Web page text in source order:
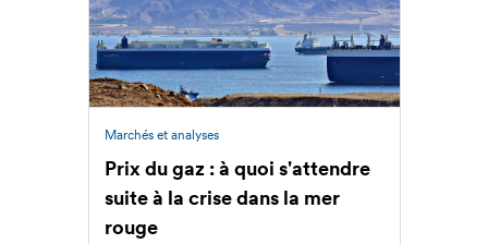
Marchés et analyses
Prix du gaz : à quoi s'attendre
suite à la crise dans la mer
rouge